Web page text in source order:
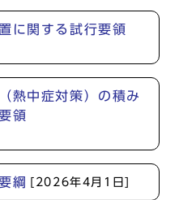
に関する試行要領
熱中症対策）の積み
領
綱 [2026年4月1日]